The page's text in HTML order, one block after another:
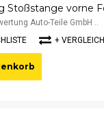
Auto-Teile GmbH ..
+ VERGLEICH